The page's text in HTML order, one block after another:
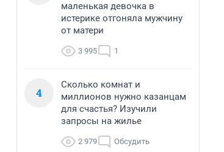
маленькая девочка в
истерике отгоняла мужчину
от матери
3 995 1
4
Сколько комнат и
миллионов нужно казанцам
для счастья? Изучили
запросы на жилье
2 979 Обсудить